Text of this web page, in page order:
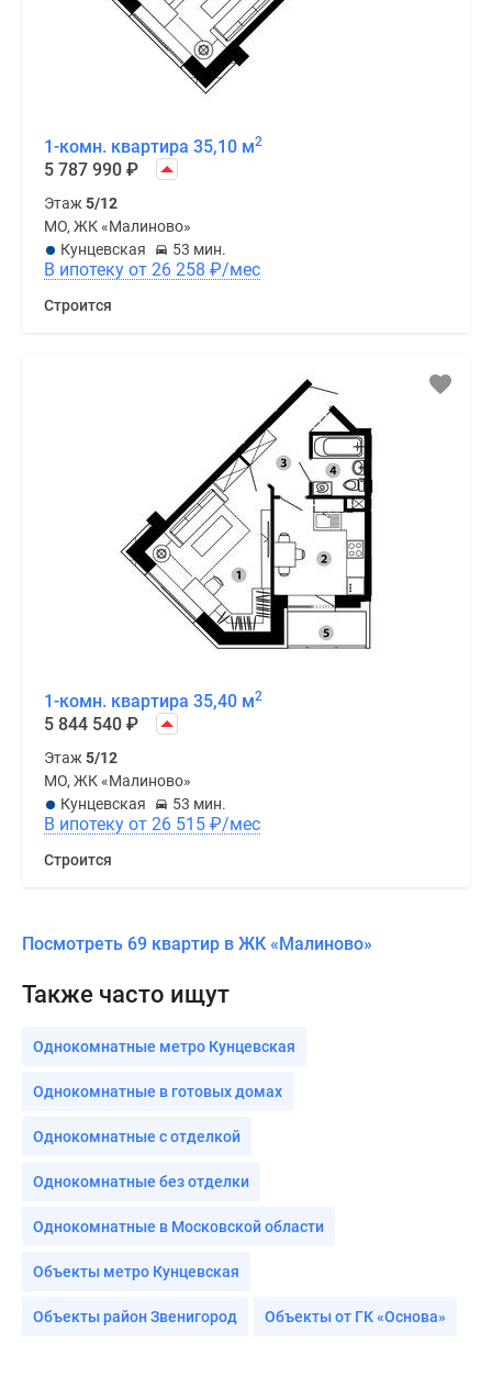
1-комн. квартира 35,10 м2
5 787 990 ₽
Этаж5/12
МО, ЖК «Малиново»
Кунцевская
53 мин.
В ипотеку от 26 258 ₽/мес
Строится
1-комн. квартира 35,40 м2
5 844 540 ₽
Этаж5/12
МО, ЖК «Малиново»
Кунцевская
53 мин.
В ипотеку от 26 515 ₽/мес
Строится
Посмотреть 69 квартир в ЖК «Малиново»
Также часто ищут
Однокомнатные метро Кунцевская
Однокомнатные в готовых домах
Однокомнатные с отделкой
Однокомнатные без отделки
Однокомнатные в Московской области
Объекты метро Кунцевская
Объекты район Звенигород Объекты от ГК «Основа»